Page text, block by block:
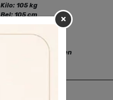
Kilo: 105 kg
Bel: 105 cm
Basen: 140 cm
Modelin Giydiği Beden